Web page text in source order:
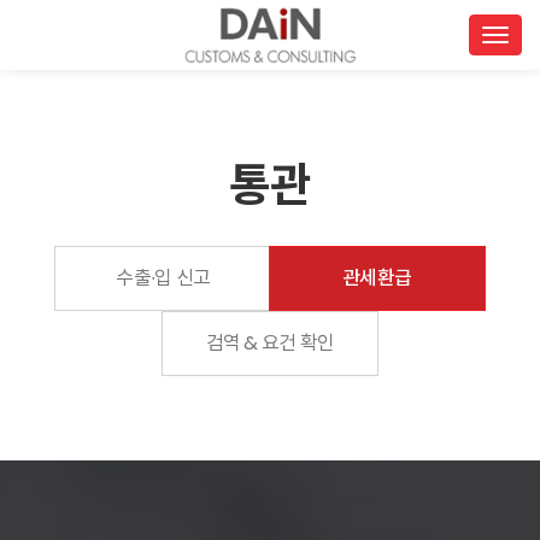
통관
수출∙입 신고 관세환급
검역 & 요건 확인